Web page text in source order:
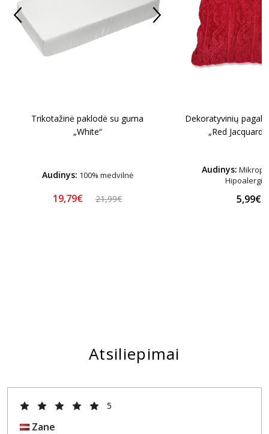
Trikotažinė paklodė su guma
„White“
Audinys: 100% medvilnė
19,79€ 21,99€
Dekoratyvinių
„Red
Audinys:
5,99€
Atsiliepimai
5
Zane